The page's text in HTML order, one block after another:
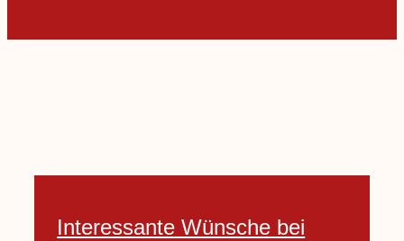
Interessante Wünsche bei